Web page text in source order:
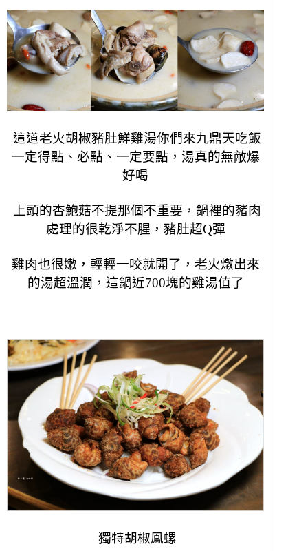
這道老火胡椒豬肚鮮雞湯你們來九鼎天吃飯
一定得點、必點、一定要點， 湯真的無敵爆
好喝
上頭的杏鮑菇不提那個不重要，鍋裡的豬肉
處理的很乾淨不腥，豬肚超Q彈
雞肉也很嫩，輕輕一咬就開了，老火燉出來
的湯超溫潤，這鍋近700塊的雞湯值了
獨特胡椒鳳螺